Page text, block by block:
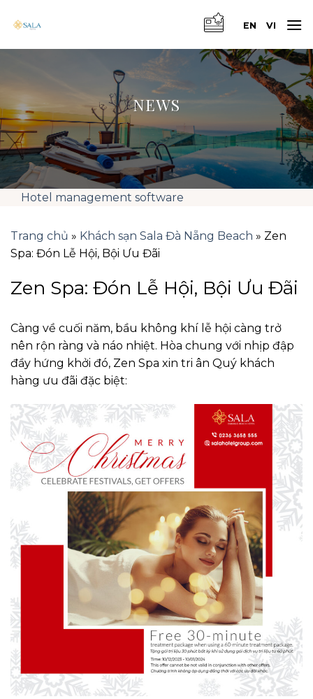
EN VI
NEWS
Hotel management software
Trang chủ » Khách sạn Sala Đà Nẵng Beach » Zen
Spa: Đón Lễ Hội, Bội Ưu Đãi
Zen Spa: Đón Lễ Hội, Bội Ưu Đãi
Càng về cuối năm, bầu không khí lễ hội càng trở
nên rộn ràng và náo nhiệt. Hòa chung với nhịp đập
đầy hứng khởi đó, Zen Spa xin tri ân Quý khách
hàng ưu đãi đặc biệt: